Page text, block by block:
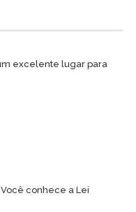
excelente lugar para
conhece a Lei